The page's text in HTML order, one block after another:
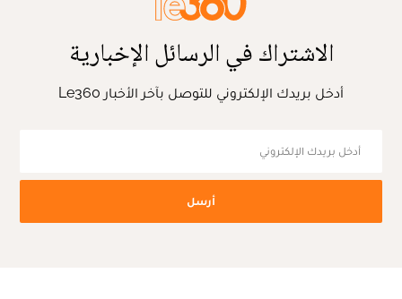
الاشتراك في الرسائل الإخبارية
أدخل بريدك الإلكتروني للتوصل بآخر الأخبار Le360
أرسل